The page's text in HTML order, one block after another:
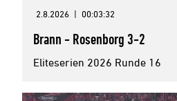
2.8.2026 | 00:03:32
Brann - Rosenborg 3-2
Eliteserien 2026 Runde 16